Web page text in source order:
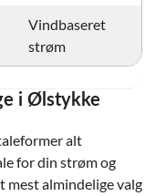
Vindbaseret
strøm
i Ølstykke
alt
for din strøm og
mest almindelige valg